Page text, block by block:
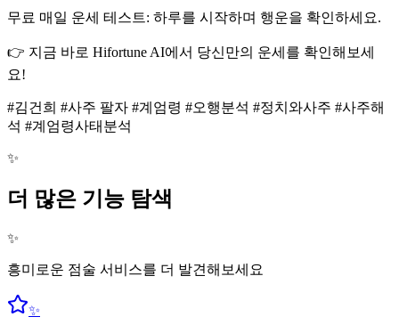
무료 매일 운세 테스트: 하루를 시작하며 행운을 확인하세요.
👉 지금 바로 Hifortune AI에서 당신만의 운세를 확인해보세
요!
#김건희 #사주 팔자 #계엄령 #오행분석 #정치와사주 #사주해
석 #계엄령사태분석
✨
더 많은 기능 탐색
✨
흥미로운 점술 서비스를 더 발견해보세요
✨